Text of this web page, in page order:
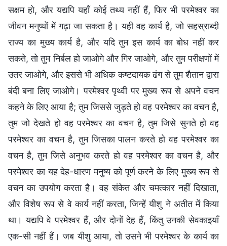
सक्षम हो, और यद्यपि यहाँ कोई तथ्य नहीं हैं, फिर भी परमेश्वर का
जीवन मनुष्यों में गढ़ा जा सकता है। यही वह कार्य है, जो सहस्राब्दी
राज्य का मुख्य कार्य है, और यदि तुम इस कार्य का बोध नहीं कर
सकते, तो तुम निर्बल हो जाओगे और गिर जाओगे, और तुम परीक्षणों में
उतर जाओगे, और इससे भी अधिक कष्टदायक ढंग से तुम शैतान द्वारा
बंदी बना लिए जाओगे। परमेश्वर पृथ्वी पर मुख्य रूप से अपने वचन
कहने के लिए आया है; तुम जिससे जुड़ते हो वह परमेश्वर का वचन है,
तुम जो देखते हो वह परमेश्वर का वचन है, तुम जिसे सुनते हो वह
परमेश्वर का वचन है, तुम जिसका पालन करते हो वह परमेश्वर का
वचन है, तुम जिसे अनुभव करते हो वह परमेश्वर का वचन है, और
परमेश्वर का यह देह-धारण मनुष्य को पूर्ण करने के लिए मुख्य रूप से
वचन का उपयोग करता है। वह संकेत और चमत्कार नहीं दिखाता,
और विशेष रूप से वे कार्य नहीं करता, जिन्हें यीशु ने अतीत में किया
था। यद्यपि वे परमेश्वर हैं, और दोनों देह हैं, किंतु उनकी सेवकाइयाँ
एक-सी नहीं हैं। जब यीशु आया, तो उसने भी परमेश्वर के कार्य का